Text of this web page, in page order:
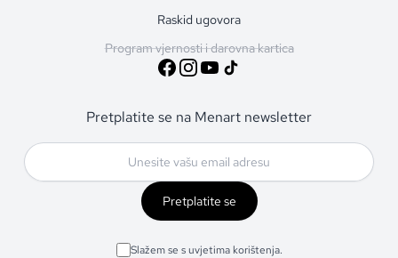
Raskid ugovora
Program vjernosti i darovna kartica
Pretplatite se na Menart newsletter
Pretplatite se
Slažem se s uvjetima korištenja.